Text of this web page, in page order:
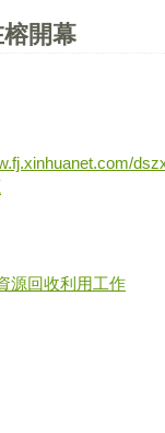
開幕
源回收利用工作